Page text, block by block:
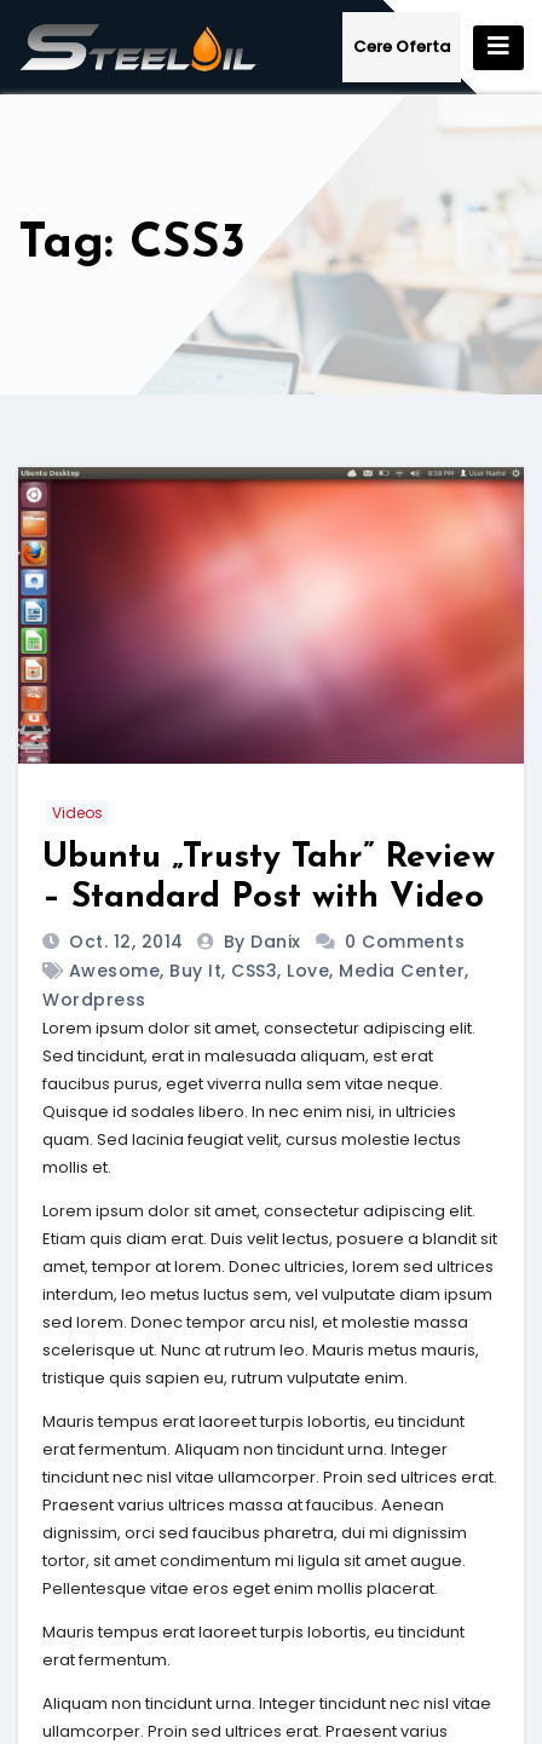
content
Cere Oferta
Tag: CSS3
Videos
Ubuntu „Trusty Tahr” Review
– Standard Post with Video
Oct. 12, 2014 By Danix
0 Comments
Awesome, Buy It, CSS3, Love, Media Center,
Wordpress
Lorem ipsum dolor sit amet, consectetur adipiscing elit.
Sed tincidunt, erat in malesuada aliquam, est erat
faucibus purus, eget viverra nulla sem vitae neque.
Quisque id sodales libero. In nec enim nisi, in ultricies
quam. Sed lacinia feugiat velit, cursus molestie lectus
mollis et.
Lorem ipsum dolor sit amet, consectetur adipiscing elit.
Etiam quis diam erat. Duis velit lectus, posuere a blandit sit
amet, tempor at lorem. Donec ultricies, lorem sed ultrices
interdum, leo metus luctus sem, vel vulputate diam ipsum
sed lorem. Donec tempor arcu nisl, et molestie massa
scelerisque ut. Nunc at rutrum leo. Mauris metus mauris,
tristique quis sapien eu, rutrum vulputate enim.
Mauris tempus erat laoreet turpis lobortis, eu tincidunt
erat fermentum. Aliquam non tincidunt urna. Integer
tincidunt nec nisl vitae ullamcorper. Proin sed ultrices erat.
Praesent varius ultrices massa at faucibus. Aenean
dignissim, orci sed faucibus pharetra, dui mi dignissim
tortor, sit amet condimentum mi ligula sit amet augue.
Pellentesque vitae eros eget enim mollis placerat.
Mauris tempus erat laoreet turpis lobortis, eu tincidunt
erat fermentum.
Aliquam non tincidunt urna. Integer tincidunt nec nisl vitae
ullamcorper. Proin sed ultrices erat. Praesent varius